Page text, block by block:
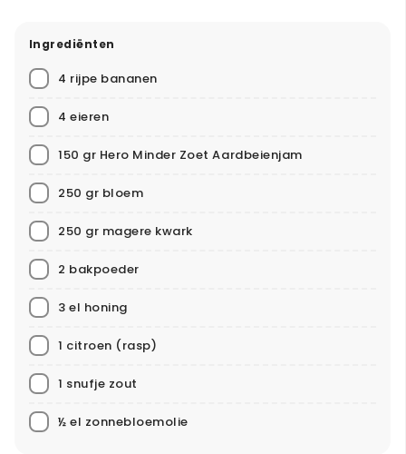
Ingrediënten
4 rijpe bananen
4 eieren
150 gr Hero Minder Zoet Aardbeienjam
250 gr bloem
250 gr magere kwark
2 bakpoeder
3 el honing
1 citroen (rasp)
1 snufje zout
½ el zonnebloemolie